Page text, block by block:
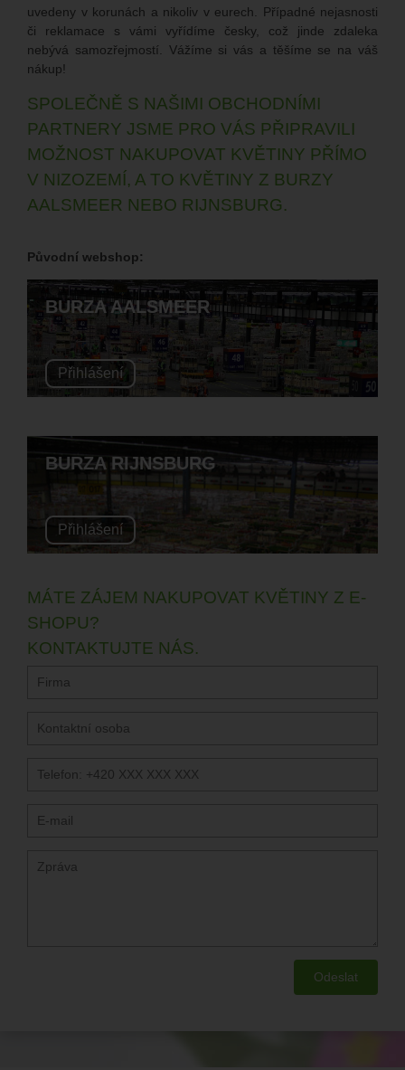
uvedeny v korunách a nikoliv v eurech. Případné nejasnosti
či reklamace s vámi vyřídíme česky, což jinde zdaleka
nebývá samozřejmostí. Vážíme si vás a těšíme se na váš
nákup!
SPOLEČNĚ S NAŠIMI OBCHODNÍMI
PARTNERY JSME PRO VÁS PŘIPRAVILI
MOŽNOST NAKUPOVAT KVĚTINY PŘÍMO
V NIZOZEMÍ, A TO KVĚTINY Z BURZY
AALSMEER NEBO RIJNSBURG.
Původní webshop:
BURZA AALSMEER
Přihlášení
BURZA RIJNSBURG
Přihlášení
MÁTE ZÁJEM NAKUPOVAT KVĚTINY Z E-
SHOPU?
KONTAKTUJTE NÁS.